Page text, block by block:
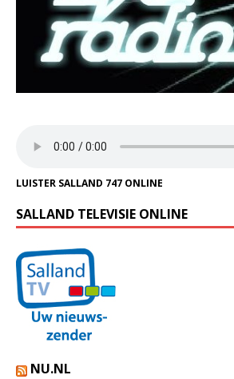
LUISTER SALLAND 747 ONLINE
SALLAND TELEVISIE ONLINE
NU.NL